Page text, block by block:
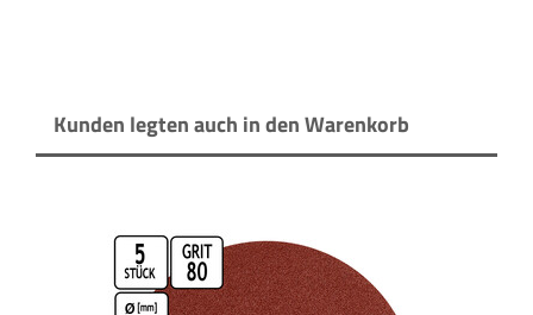
Kunden legten auch in den Warenkorb